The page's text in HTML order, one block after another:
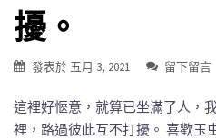
擾。
發表於 五月 3, 2021 留下留言
這裡好愜意，就算已坐滿了人，
裡，路過彼此互不打擾。 喜歡玉